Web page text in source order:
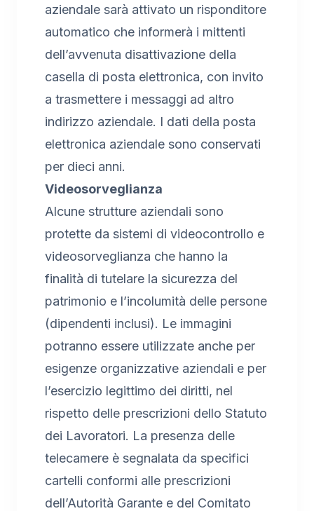
aziendale sarà attivato un risponditore
automatico che informerà i mittenti
dell’avvenuta disattivazione della
casella di posta elettronica, con invito
a trasmettere i messaggi ad altro
indirizzo aziendale. I dati della posta
elettronica aziendale sono conservati
per dieci anni.
Videosorveglianza
Alcune strutture aziendali sono
protette da sistemi di videocontrollo e
videosorveglianza che hanno la
finalità di tutelare la sicurezza del
patrimonio e l’incolumità delle persone
(dipendenti inclusi). Le immagini
potranno essere utilizzate anche per
esigenze organizzative aziendali e per
l’esercizio legittimo dei diritti, nel
rispetto delle prescrizioni dello Statuto
dei Lavoratori. La presenza delle
telecamere è segnalata da specifici
cartelli conformi alle prescrizioni
dell’Autorità Garante e del Comitato